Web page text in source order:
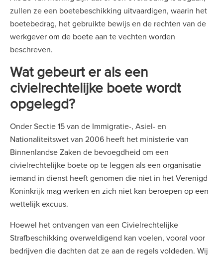
zullen ze een boetebeschikking uitvaardigen, waarin het
boetebedrag, het gebruikte bewijs en de rechten van de
werkgever om de boete aan te vechten worden
beschreven.
Wat gebeurt er als een
civielrechtelijke boete wordt
opgelegd?
Onder Sectie 15 van de Immigratie-, Asiel- en
Nationaliteitswet van 2006 heeft het ministerie van
Binnenlandse Zaken de bevoegdheid om een
civielrechtelijke boete op te leggen als een organisatie
iemand in dienst heeft genomen die niet in het Verenigd
Koninkrijk mag werken en zich niet kan beroepen op een
wettelijk excuus.
Hoewel het ontvangen van een Civielrechtelijke
Strafbeschikking overweldigend kan voelen, vooral voor
bedrijven die dachten dat ze aan de regels voldeden. Wij